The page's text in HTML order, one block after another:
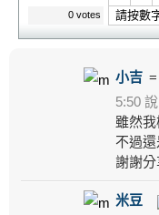
0 votes 請按數
小吉 =
5:50 說
雖然
不過還
謝謝分
米豆